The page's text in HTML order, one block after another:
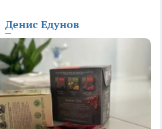
Денис Едунов